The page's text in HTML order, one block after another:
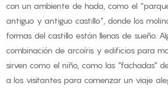
con un ambiente de hada, como el
antiguo y antiguo castillo", donde los
formas del castillo están llenas de sueño.
combinación de arcoíris y edificios para
sirven como el niño, como las "fachadas"
a los visitantes para comenzar un viaje